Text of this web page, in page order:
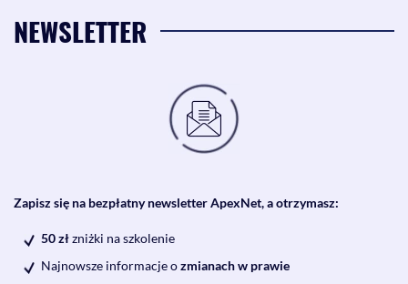
NEWSLETTER
Zapisz się na bezpłatny newsletter ApexNet, a otrzymasz:
50 złzniżki na szkolenie
Najnowsze informacje ozmianach w prawie